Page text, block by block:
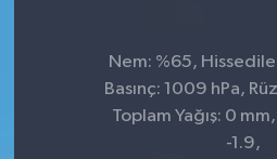
Nem: %65,
Basınç: 1009 hPa,
Toplam Yağış: 0
-1.9,